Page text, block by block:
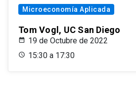
Microeconomía Aplicada
Tom Vogl, UC San Diego
19 de Octubre de 2022
15:30 a 17:30